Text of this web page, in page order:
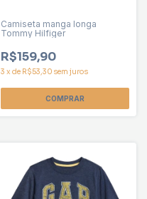
Camiseta manga longa
Tommy Hilfiger
R$159,90
3 x de R$53,30 sem juros
COMPRAR